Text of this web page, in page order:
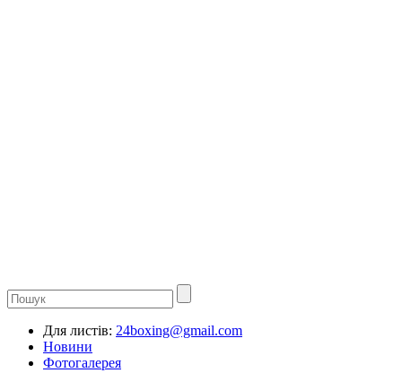
Для листів: 24boxing@gmail.com
Новини
Фотогалерея